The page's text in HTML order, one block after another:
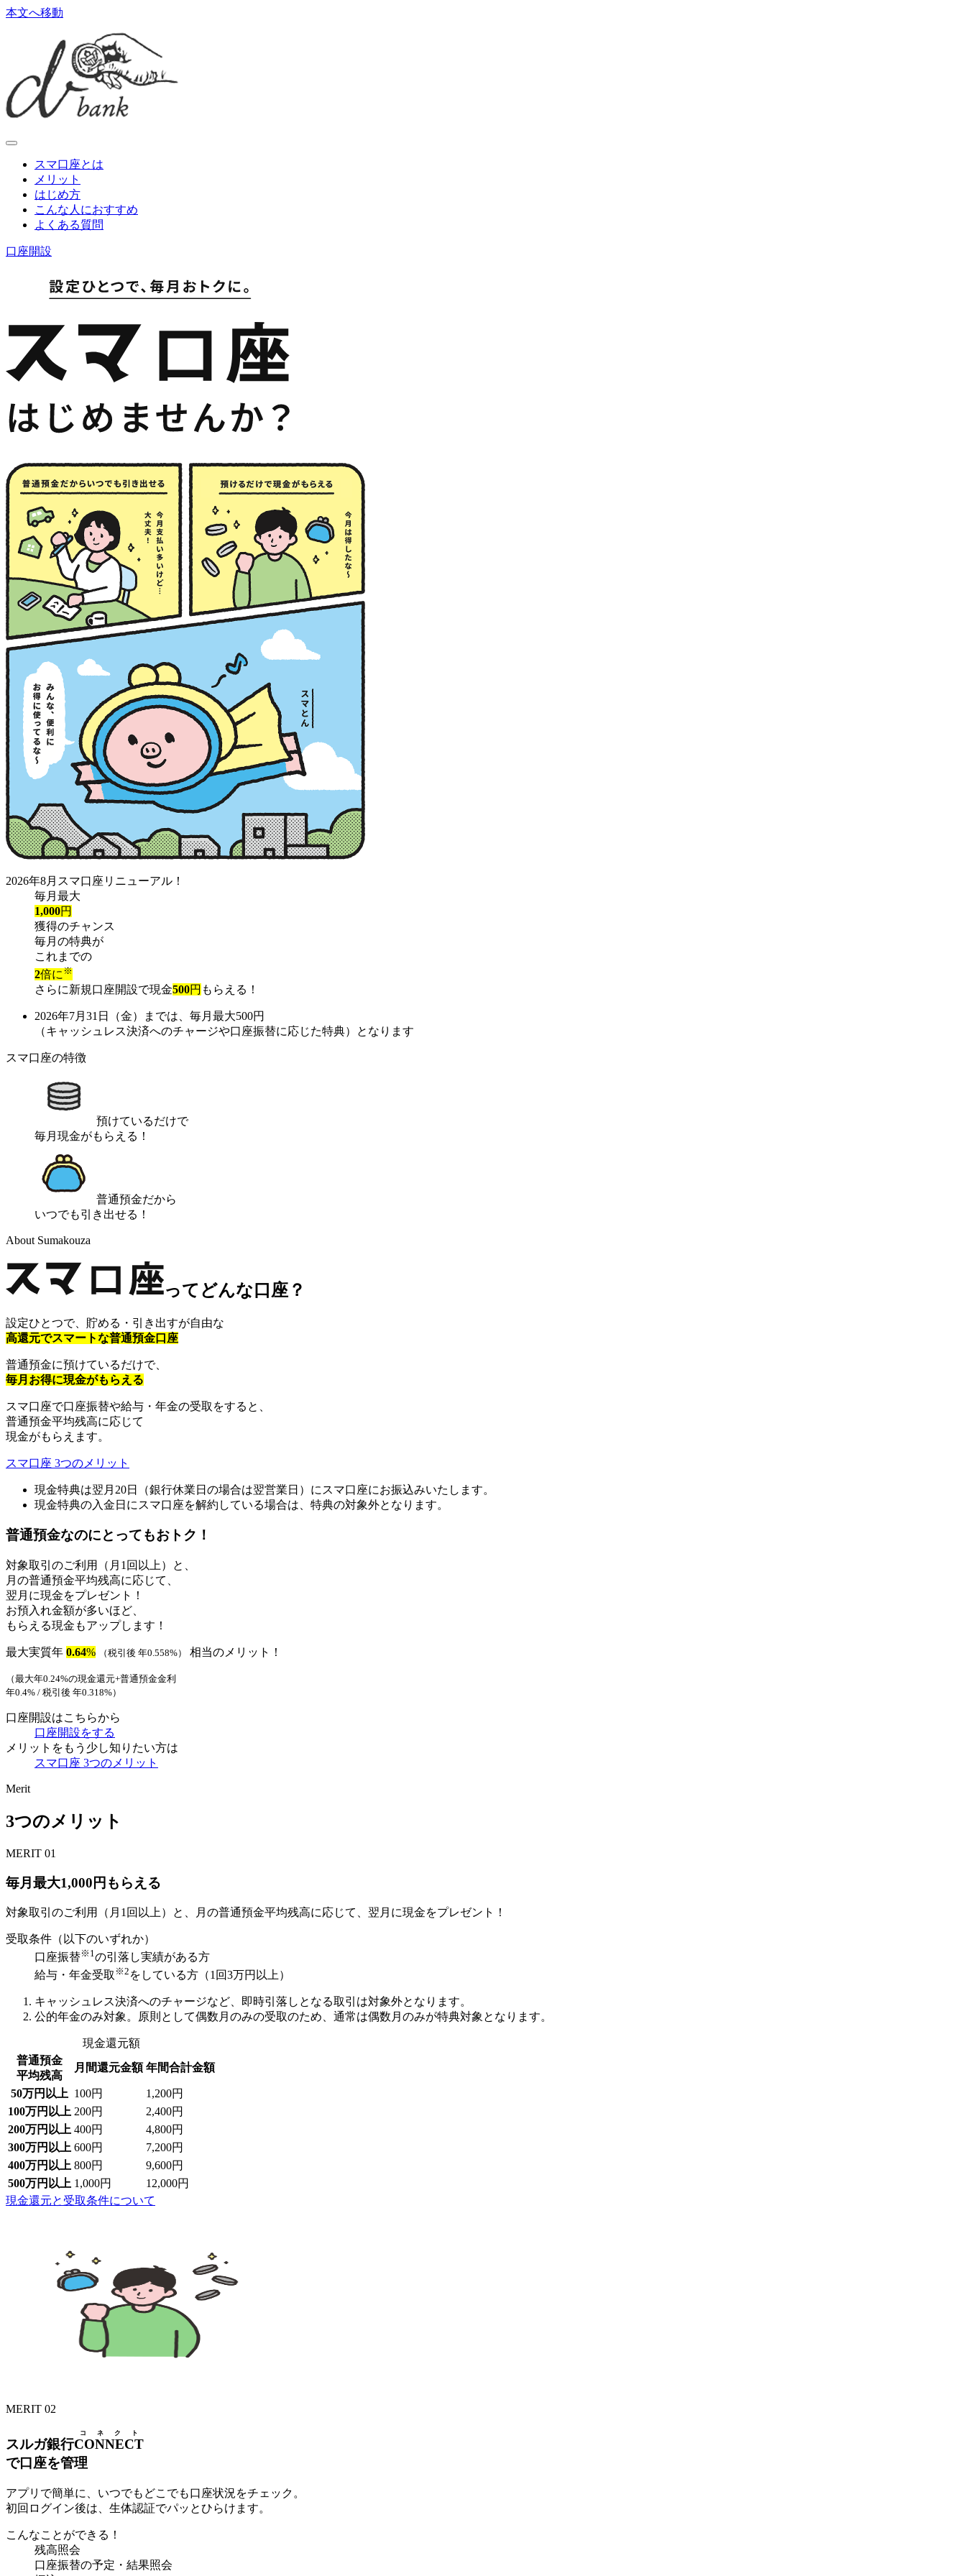
本文へ移動
スマ口座とは
メリット
はじめ方
こんな人におすすめ
よくある質問
口座開設
2026年8月スマ口座リニューアル！
毎月最大
1,000円
獲得のチャンス
毎月の特典が
これまでの
2倍に※
さらに新規口座開設で現金500円 もらえる！
2026年7月31日（金）までは、毎月最大500円
（キャッシュレス決済へのチャージや口座振替に応じた特典）となります
スマ口座の特徴
預けているだけで
毎月現金がもらえる！
普通預金だから
いつでも引き出せる！
About Sumakouza
ってどんな口座？
設定ひとつで、貯める・引き出すが自由な
高還元でスマートな普通預金口座
普通預金に預けているだけで、
毎月お得に現金がもらえる
スマ口座で口座振替や給与・年金の受取をすると、
普通預金平均残高に応じて
現金がもらえます。
スマ口座 3つのメリット
現金特典は翌月20日（銀行休業日の場合は翌営業日）にスマ口座にお振込みいたします。
現金特典の入金日にスマ口座を解約している場合は、特典の対象外となります。
普通預金なのにとってもおトク！
対象取引のご利用（月1回以上）と、
月の普通預金平均残高に応じて、
翌月に現金をプレゼント！
お預入れ金額が多いほど、
もらえる現金もアップします！
最大実質年 0.64% （税引後 年0.558%） 相当のメリット！
（最大年0.24%の現金還元+普通預金金利
年0.4% / 税引後 年0.318%）
口座開設はこちらから
口座開設をする
メリットをもう少し知りたい方は
スマ口座 3つのメリット
Merit
3つのメリット
MERIT 01
毎月最大1,000 円もらえる
対象取引のご利用（月1回以上）と、月の普通預金平均残高に応じて、翌月に現金をプレゼント！
受取条件（以下のいずれか）
口座振替※1の引落し実績がある方
給与・年金受取 ※2 をしている方（1回3万円以上）
キャッシュレス決済へのチャージなど、即時引落しとなる取引は対象外となります。
公的年金のみ対象。原則として偶数月のみの受取のため、通常は偶数月のみが特典対象となります。
現金還元額
普通預金
平均残高
月間還元金額 年間合計金額
50万円以上 100円
1,200円
100万円以上 200円
2,400円
200万円以上 400円
4,800円
300万円以上 600円
7,200円
400万円以上 800円
9,600円
500万円以上 1,000円
12,000円
現金還元と受取条件について
MERIT 02
スルガ銀行CONNECT
コネクト
で口座を管理
アプリで簡単に、いつでもどこでも口座状況をチェック。
初回ログイン後は、生体認証でパッとひらけます。
こんなことができる！
残高照会
口座振替の予定・結果照会